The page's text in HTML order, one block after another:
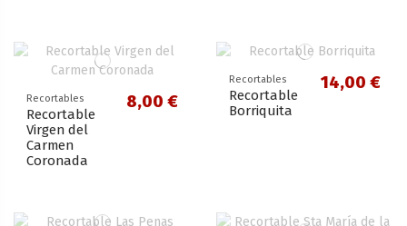
Recortables
Recortable
Virgen del
Carmen
Coronada
8,00 €
Recortables
Recortable
Borriquita
14,00 €